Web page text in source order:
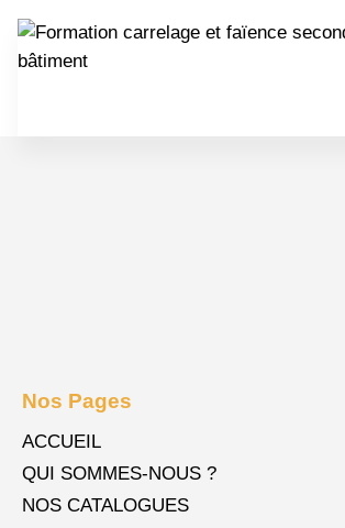
Nos Pages
ACCUEIL
QUI SOMMES-NOUS ?
NOS CATALOGUES